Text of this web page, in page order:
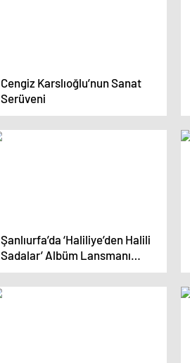
Cengiz Karslıoğlu’nun Sanat
Serüveni
Şanlıurfa’da ‘Haliliye’den Halili
Sadalar’ Albüm Lansmanı
Gerçekleşti